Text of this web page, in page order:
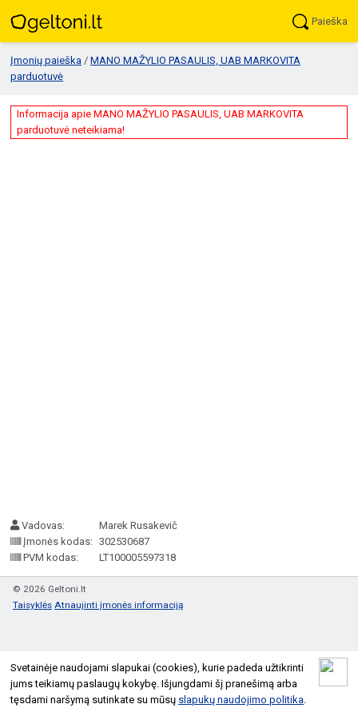
Svetainėje naudojami slapukai (cookies), kurie padeda užtikrinti
jums teikiamų paslaugų kokybę. Išjungdami šį pranešimą arba
tęsdami naršymą sutinkate su mūsų slapukų naudojimo politika
Paieška
Įmonių paieška / MANO MAŽYLIO PASAULIS, UAB MARKOVITA
parduotuvė
Informacija apie MANO MAŽYLIO PASAULIS, UAB MARKOVITA
parduotuvė neteikiama!
Vadovas:
Marek Rusakevič
Įmonės kodas: 302530687
PVM kodas:
LT100005597318
© 2026 Geltoni.lt
Taisyklės Atnaujinti įmonės informaciją